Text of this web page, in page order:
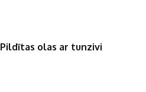
Pildītas olas ar tunzivi